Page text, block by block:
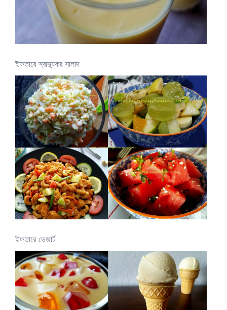
ইফতারে স্বাস্থ্যকর সালাদ
ইফতারে ডেজার্ট